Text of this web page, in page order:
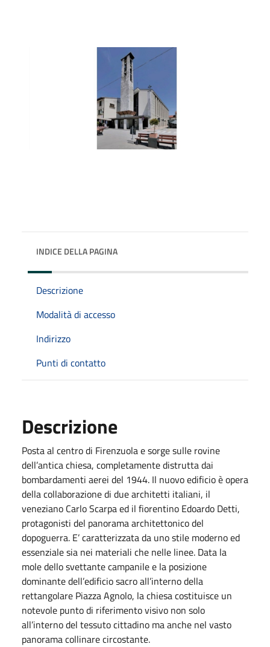
INDICE DELLA PAGINA
Descrizione
Modalità di accesso
Indirizzo
Punti di contatto
Descrizione
Posta al centro di Firenzuola e sorge sulle rovine
dell’antica chiesa, completamente distrutta dai
bombardamenti aerei del 1944. Il nuovo edificio è opera
della collaborazione di due architetti italiani, il
veneziano Carlo Scarpa ed il fiorentino Edoardo Detti,
protagonisti del panorama architettonico del
dopoguerra. E’ caratterizzata da uno stile moderno ed
essenziale sia nei materiali che nelle linee. Data la
mole dello svettante campanile e la posizione
dominante dell’edificio sacro all’interno della
rettangolare Piazza Agnolo, la chiesa costituisce un
notevole punto di riferimento visivo non solo
all’interno del tessuto cittadino ma anche nel vasto
panorama collinare circostante.